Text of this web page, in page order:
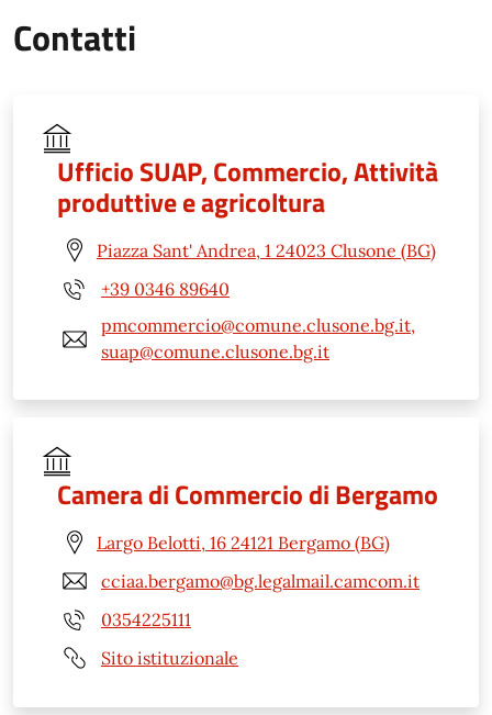
Contatti
Ufficio SUAP, Commercio, Attività
produttive e agricoltura
Piazza Sant' Andrea, 1 24023 Clusone (BG)
+39 0346 89640
pmcommercio@comune.clusone.bg.it,
suap@comune.clusone.bg.it
Camera di Commercio di Bergamo
Largo Belotti, 16 24121 Bergamo (BG)
cciaa.bergamo@bg.legalmail.camcom.it
0354225111
Sito istituzionale